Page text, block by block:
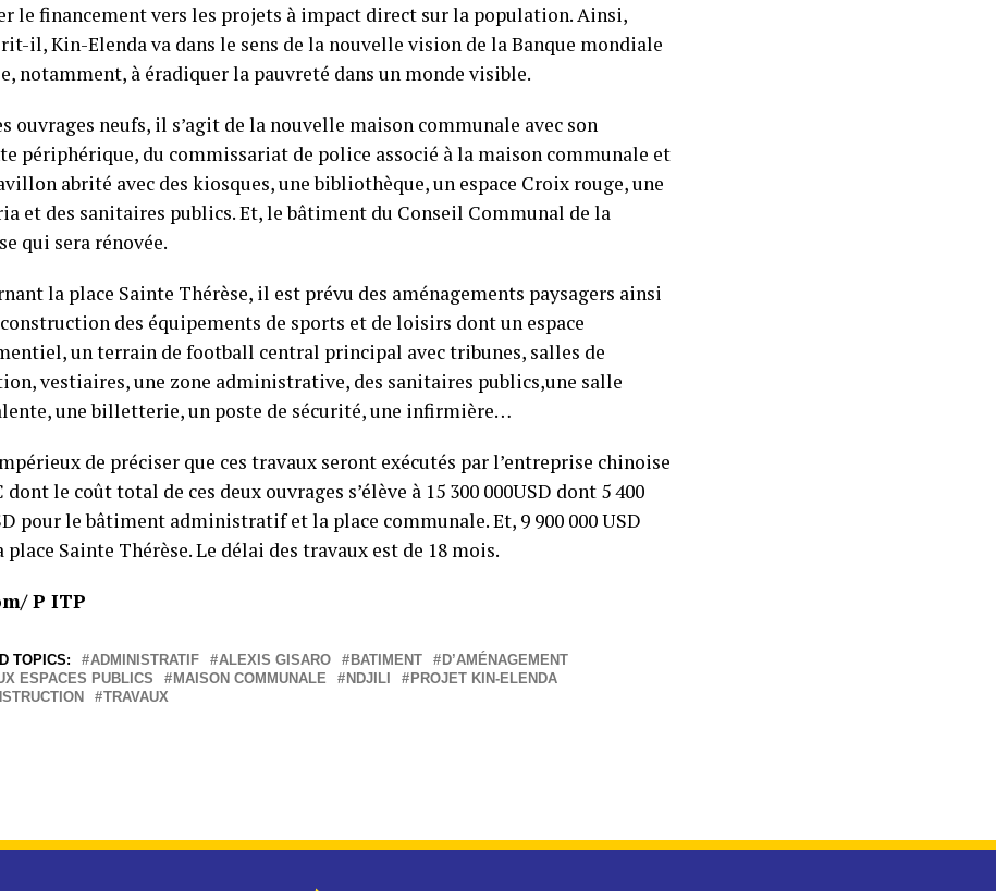
le financement vers les projets à impact direct sur la population. Ainsi,
il, Kin-Elenda va dans le sens de la nouvelle vision de la Banque mondiale
notamment, à éradiquer la pauvreté dans un monde visible.
ouvrages neufs, il s’agit de la nouvelle maison communale avec son
périphérique, du commissariat de police associé à la maison communale et
abrité avec des kiosques, une bibliothèque, un espace Croix rouge, une
et des sanitaires publics. Et, le bâtiment du Conseil Communal de la
qui sera rénovée.
la place Sainte Thérèse, il est prévu des aménagements paysagers ainsi
des équipements de sports et de loisirs dont un espace
un terrain de football central principal avec tribunes, salles de
vestiaires, une zone administrative, des sanitaires publics,une salle
une billetterie, un poste de sécurité, une infirmière…
de préciser que ces travaux seront exécutés par l’entreprise chinoise
dont le coût total de ces deux ouvrages s’élève à 15 300 000USD dont 5 400
pour le bâtiment administratif et la place communale. Et, 9 900 000 USD
place Sainte Thérèse. Le délai des travaux est de 18 mois.
P ITP
TOPICS: ADMINISTRATIF ALEXIS GISARO BATIMENT
D’AMÉNAGEMENT
ESPACES PUBLICS
MAISON COMMUNALE NDJILI
PROJET KIN-ELENDA
TRAVAUX